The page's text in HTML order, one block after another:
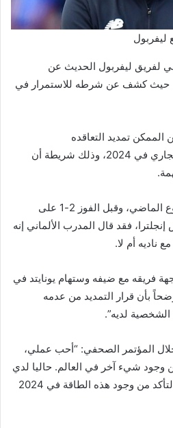
لفريق ليفربول الحديث عن
حيث كشف عن شرطه للاستمرار في
الممكن تمديد التعاقده
مع ليفربول بعد انتهاء عقده الجاري في 2024، وذلك شريطة أن
وأثناء حديث للصحفيين الأسبوع الماضي، وقبل الفوز 2-1 على
فقد قال المدرب الألماني إنه
ناديه أم لا.
فريقه مع ضيفه وستهام يونايتد في
بأن قرار التمديد من عدمه
لديه”.
المؤتمر الصحفي: “أحب عملي،
وجود شيء آخر في العالم. حاليا لدي
طاقة كبيرة لكن لا بد لي من التأكد من وجود هذه الطاقة في 2024